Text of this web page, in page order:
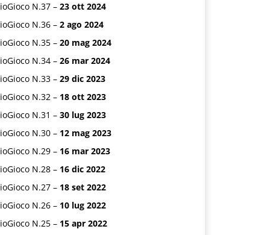
ioGioco N.37 – 23 ott 2024
ioGioco N.36 – 2 ago 2024
ioGioco N.35 – 20 mag 2024
ioGioco N.34 – 26 mar 2024
ioGioco N.33 – 29 dic 2023
ioGioco N.32 – 18 ott 2023
ioGioco N.31 – 30 lug 2023
ioGioco N.30 – 12 mag 2023
ioGioco N.29 – 16 mar 2023
ioGioco N.28 – 16 dic 2022
ioGioco N.27 – 18 set 2022
ioGioco N.26 – 10 lug 2022
ioGioco N.25 – 15 apr 2022